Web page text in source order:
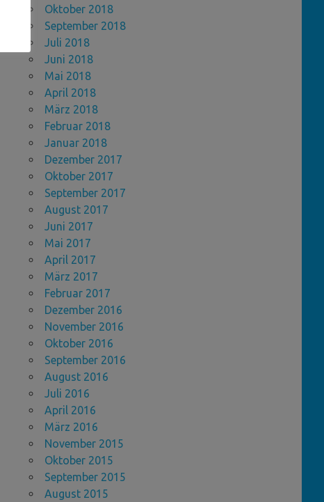
Oktober 2018
September 2018
Juli 2018
Juni 2018
Mai 2018
April 2018
März 2018
Februar 2018
Januar 2018
Dezember 2017
Oktober 2017
September 2017
August 2017
Juni 2017
Mai 2017
April 2017
März 2017
Februar 2017
Dezember 2016
November 2016
Oktober 2016
September 2016
August 2016
Juli 2016
April 2016
März 2016
November 2015
Oktober 2015
September 2015
August 2015